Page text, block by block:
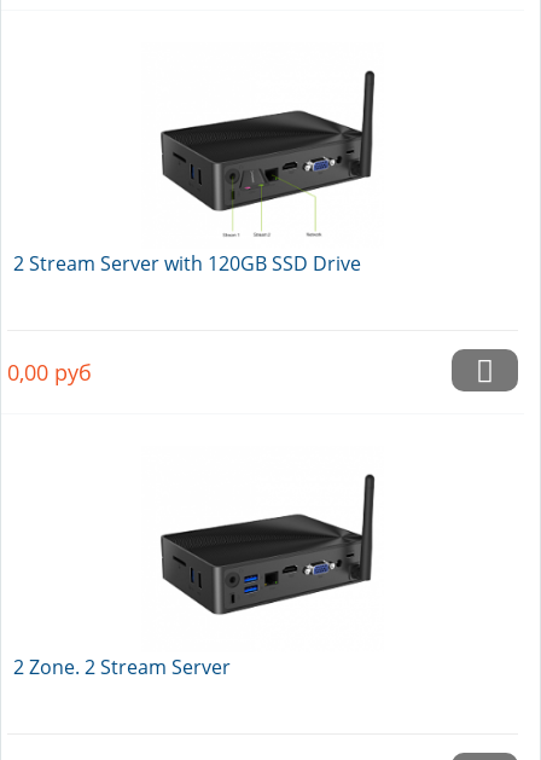
2 Stream Server with 120GB SSD Drive
0,00 руб
2 Zone. 2 Stream Server